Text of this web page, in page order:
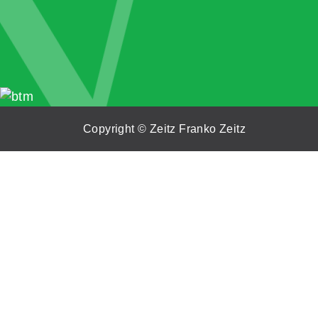
Copyright © Zeitz Franko Zeitz